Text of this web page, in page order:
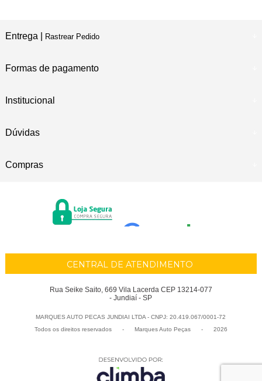
Entrega | Rastrear Pedido
Formas de pagamento
Institucional
Dúvidas
Compras
CENTRAL DE ATENDIMENTO
Rua Seike Saito, 669 Vila Lacerda CEP 13214-077
- Jundiaí - SP
MARQUES AUTO PECAS JUNDIAI LTDA - CNPJ: 20.419.067/0001-72
Todos os direitos reservados
- Marques Auto Peças - 2026